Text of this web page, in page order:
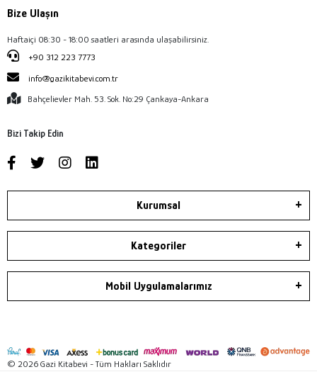
Bize Ulaşın
Haftaiçi 08:30 - 18:00 saatleri arasında ulaşabilirsiniz.
+90 312 223 7773
info@gazikitabevi.com.tr
Bahçelievler Mah. 53. Sok. No:29 Çankaya-Ankara
Bizi Takip Edin
Kurumsal
Kategoriler
Mobil Uygulamalarımız
© 2026 Gazi Kitabevi - Tüm Hakları Saklıdır